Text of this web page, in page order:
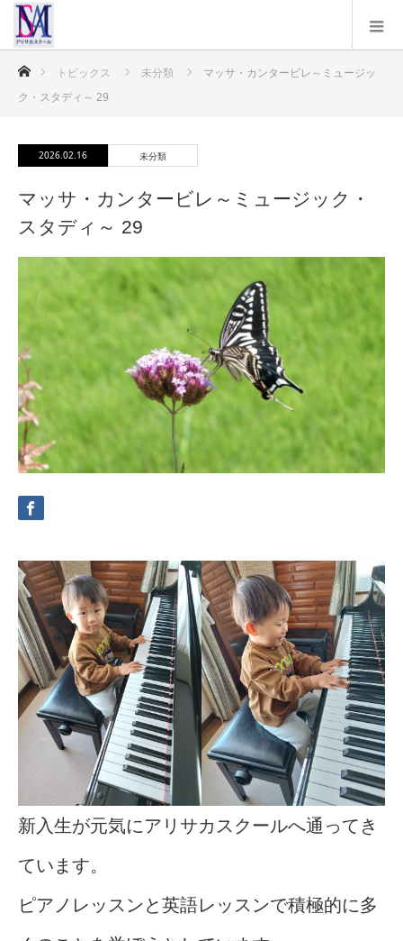
ホームトピックス 未分類
マッサ・カンタービレ～ミュージッ
ク・スタディ～ 29
2026.02.16 未分類
マッサ・カンタービレ～ミュージック・
スタディ～ 29
新入生が元気にアリサカスクールへ通ってき
ています。
ピアノレッスンと英語レッスンで積極的に多